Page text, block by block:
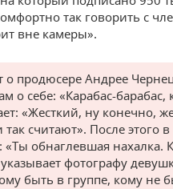
так говорить с
вне камеры».
о продюсере Андрее
о себе: «Карабас-
«Жесткий, ну конечно,
так считают». После этого
«Ты обнаглевшая нахалка.
фотографу
быть в группе, кому не